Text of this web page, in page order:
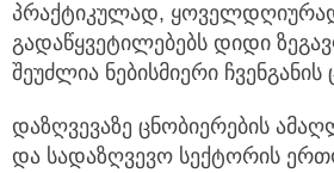
პრაქტიკულად,
გადაწყვეტილებებს დიდი
შეუძლია ნებისმიერი ჩვენგანის
დაზღვევაზე ცნობიერების
და სადაზღვევო სექტორის